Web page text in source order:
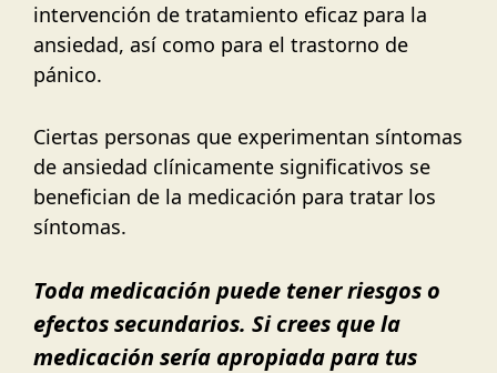
intervención de tratamiento eficaz para la
ansiedad, así como para el trastorno de
pánico.
Ciertas personas que experimentan síntomas
de ansiedad clínicamente significativos se
benefician de la medicación para tratar los
síntomas.
Toda medicación puede tener riesgos o
efectos secundarios. Si crees que la
medicación sería apropiada para tus